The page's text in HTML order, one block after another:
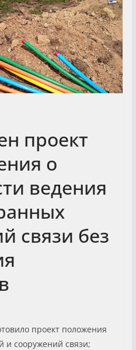
проект
о
ведения
связи без
проект положения
и сооружений связи;